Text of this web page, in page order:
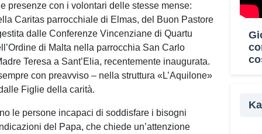
presenze con i volontari delle stesse mense:
Caritas parrocchiale di Elmas, del Buon Pastore
dalle Conferenze Vincenziane di Quartu
di Malta nella parrocchia San Carlo
Teresa a Sant’Elia, recentemente inaugurata.
con preavviso – nella struttura «L’Aquilone»
Figlie della carità.
le persone incapaci di soddisfare i bisogni
del Papa, che chiede un’attenzione
di